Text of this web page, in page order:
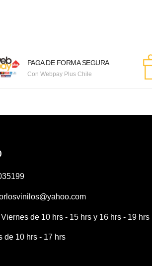
PAGA DE FORMA SEGURA
Con Webpay Plus Chile
Viernes de 10 hrs - 15 hrs y 16 hrs - 19 hrs
de 10 hrs - 17 hrs